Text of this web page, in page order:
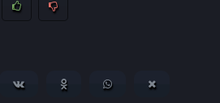
в Telegram
Поделиться ВКонтактеПоделиться в
Поделиться в